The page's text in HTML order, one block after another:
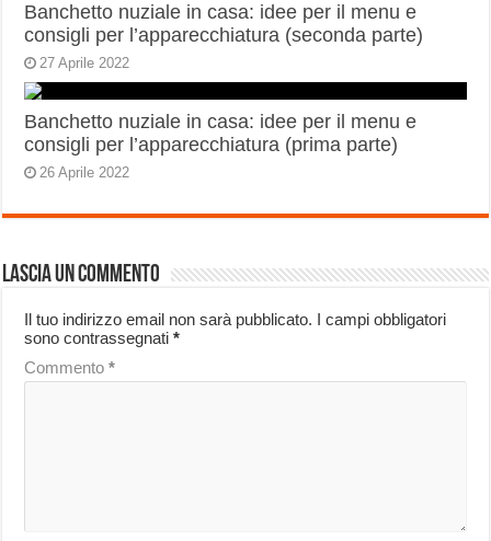
Banchetto nuziale in casa: idee per il menu e
consigli per l’apparecchiatura (seconda parte)
27 Aprile 2022
Banchetto nuziale in casa: idee per il menu e
consigli per l’apparecchiatura (prima parte)
26 Aprile 2022
Lascia un commento
Il tuo indirizzo email non sarà pubblicato. I campi obbligatori
sono contrassegnati*
Commento*